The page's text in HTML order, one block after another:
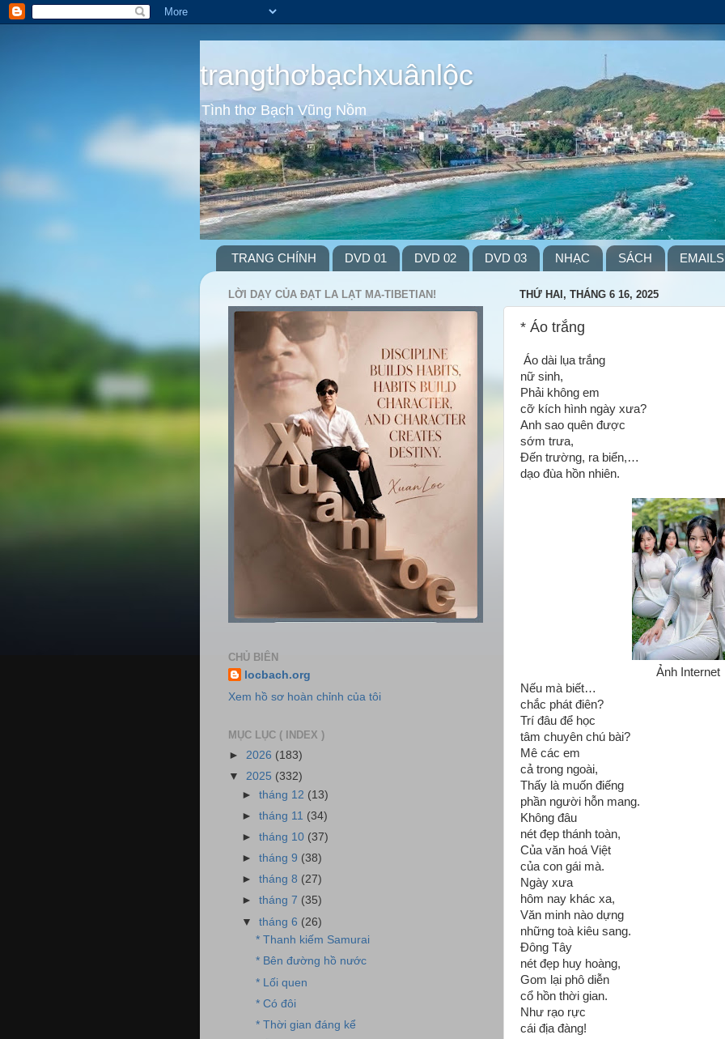
trangthơbạchxuânlộc
Tình thơ Bạch Vũng Nồm
TRANG CHÍNH DVD 01 DVD 02 DVD 03 NHẠC SÁCH EMAILS
THỨ HAI, THÁNG 6 16, 2025
* Áo trắng
Áo dài lụa trắng
nữ sinh,
Phải không em
cỡ kích hình ngày xưa?
Anh sao quên được
sớm trưa,
Đến trường, ra biển,…
dạo đùa hồn nhiên.
Ảnh Internet
Nếu mà biết…
chắc phát điên?
Trí đâu để học
tâm chuyên chú bài?
Mê các em
cả trong ngoài,
Thấy là muốn điếng
phần người hỗn mang.
Không đâu
nét đẹp thánh toàn,
Của văn hoá Việt
của con gái mà.
Ngày xưa
hôm nay khác xa,
Văn minh nào dựng
những toà kiêu sang.
Đông Tây
nét đẹp huy hoàng,
Gom lại phô diễn
cổ hồn thời gian.
Như rạo rực
cái địa đàng!
LỜI DẠY CỦA ĐẠT LA LẠT MA-TIBETIAN!
CHỦ BIÊN
locbach.org
Xem hồ sơ hoàn chỉnh của tôi
MỤC LỤC ( INDEX )
► 2026 (183)
▼ 2025 (332)
►tháng 12 (13)
►tháng 11 (34)
►tháng 10 (37)
►tháng 9 (38)
►tháng 8 (27)
►tháng 7 (35)
▼tháng 6 (26)
* Thanh kiếm Samurai
* Bên đường hồ nước
* Lối quen
* Có đôi
* Thời gian đáng kể